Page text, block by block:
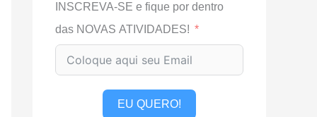
INSCREVA-SE e fique por dentro
das NOVAS ATIVIDADES!
EU QUERO!